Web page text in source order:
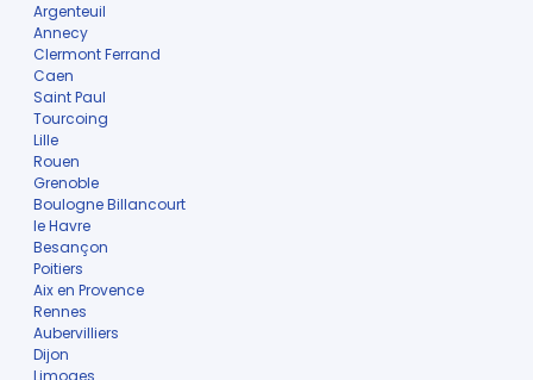
Argenteuil
Annecy
Clermont Ferrand
Caen
Saint Paul
Tourcoing
Lille
Rouen
Grenoble
Boulogne Billancourt
le Havre
Besançon
Poitiers
Aix en Provence
Rennes
Aubervilliers
Dijon
Limoges